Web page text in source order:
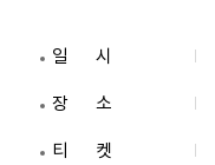
일시
장소
티켓